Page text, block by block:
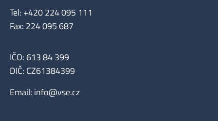
Tel: +420 224 095 111
Fax: 224 095 687
IČO: 613 84 399
DIČ: CZ61384399
Email: info@vse.cz